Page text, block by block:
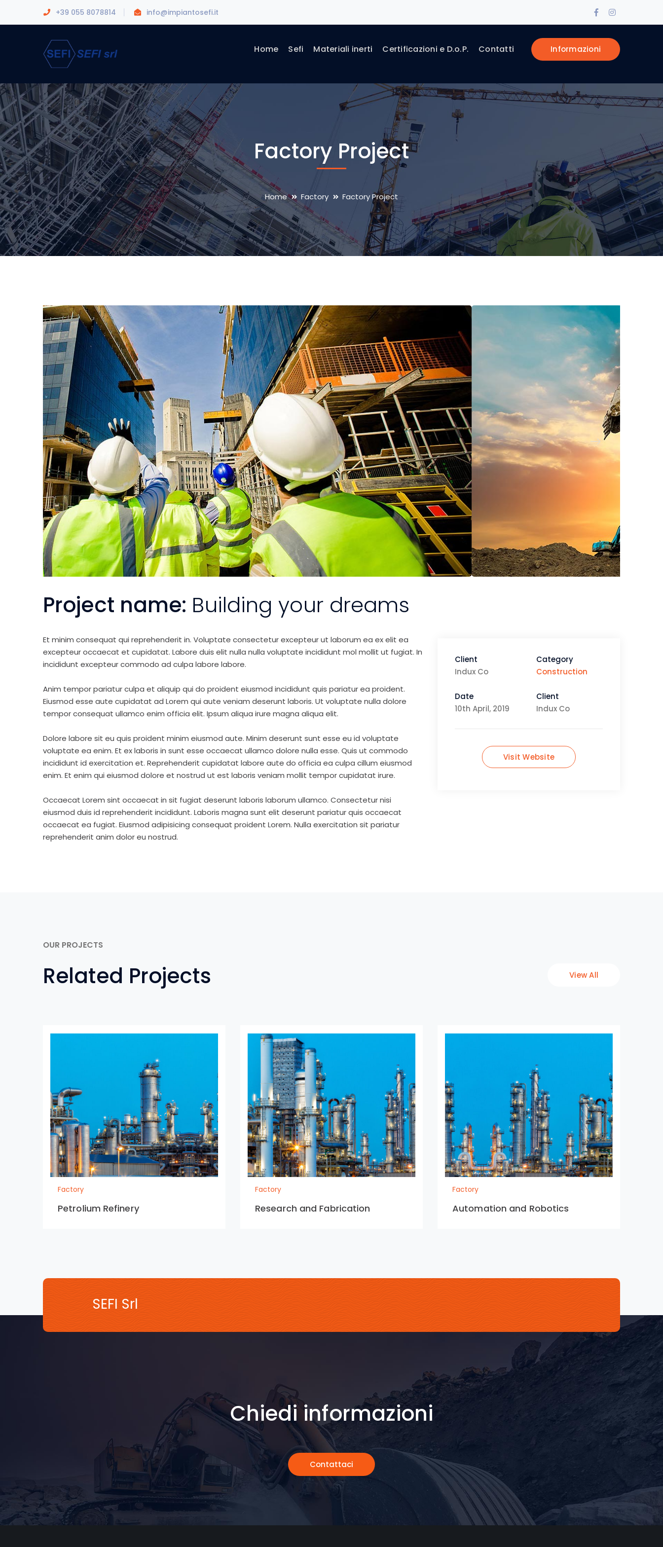
+39 055 8078814 info@impiantosefi.it
Facebook
Profile
Instagram
Profile
Informazioni
Home Sefi Materiali inerti Certificazioni e D.o.P. Contatti
Factory Project
Home Factory Factory Project
Project name: Building your dreams
Et minim consequat qui reprehenderit in. Voluptate consectetur excepteur ut laborum ea ex elit ea
excepteur occaecat et cupidatat. Labore duis elit nulla nulla voluptate incididunt mol mollit ut fugiat. In
incididunt excepteur commodo ad culpa labore labore.
Anim tempor pariatur culpa et aliquip qui do proident eiusmod incididunt quis pariatur ea proident.
Eiusmod esse aute cupidatat ad Lorem qui aute veniam deserunt laboris. Ut voluptate nulla dolore
tempor consequat ullamco enim officia elit. Ipsum aliqua irure magna aliqua elit.
Dolore labore sit eu quis proident minim eiusmod aute. Minim deserunt sunt esse eu id voluptate
voluptate ea enim. Et ex laboris in sunt esse occaecat ullamco dolore nulla esse. Quis ut commodo
incididunt id exercitation et. Reprehenderit cupidatat labore aute do officia ea culpa cillum eiusmod
enim. Et enim qui eiusmod dolore et nostrud ut est laboris veniam mollit tempor cupidatat irure.
Occaecat Lorem sint occaecat in sit fugiat deserunt laboris laborum ullamco. Consectetur nisi
eiusmod duis id reprehenderit incididunt. Laboris magna sunt elit deserunt pariatur quis occaecat
occaecat ea fugiat. Eiusmod adipisicing consequat proident Lorem. Nulla exercitation sit pariatur
reprehenderit anim dolor eu nostrud.
Client
Indux Co
Category
Construction
Date
10th April, 2019
Client
Indux Co
Visit Website
OUR PROJECTS
Related Projects View All
Factory
Petrolium Refinery
Factory
Research and Fabrication
Factory
Automation and Robotics
SEFI Srl
Chiedi informazioni
Contattaci